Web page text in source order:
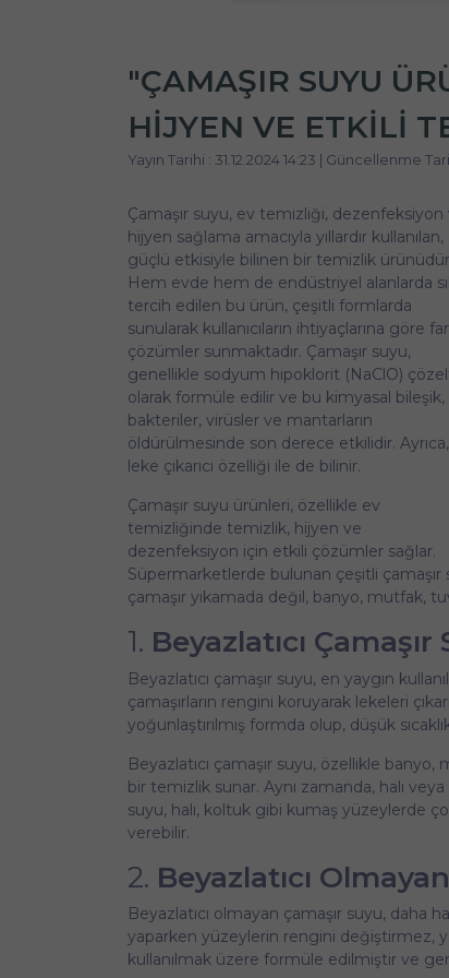
"ÇAMAŞIR SUYU
HIJYEN VE ETKILI
Yayın Tarihi : 31.12.2024 14:23 | Güncellenme
Çamaşır suyu, ev temizliği, dezenfeksiyon
hijyen sağlama amacıyla yıllardır kullanılan,
güçlü etkisiyle bilinen bir temizlik
Hem evde hem de endüstriyel alanlarda
tercih edilen bu ürün, çeşitli formlarda
sunularak kullanıcıların ihtiyaçlarına göre
çözümler sunmaktadır. Çamaşır suyu,
genellikle sodyum hipoklorit (NaClO)
olarak formüle edilir ve bu kimyasal bileşik,
bakteriler, virüsler ve mantarların
öldürülmesinde son derece etkilidir. Ayrıca,
leke çıkarıcı özelliği ile de bilinir.
Çamaşır suyu ürünleri, özellikle ev
temizliğinde temizlik, hijyen ve
dezenfeksiyon için etkili çözümler sağlar.
Süpermarketlerde bulunan çeşitli çamaşır
çamaşır yıkamada değil, banyo, mutfak,
1. Beyazlatıcı Çamaşır
Beyazlatıcı çamaşır suyu, en yaygın
çamaşırların rengini koruyarak lekeleri
yoğunlaştırılmış formda olup, düşük
Beyazlatıcı çamaşır suyu, özellikle
bir temizlik sunar. Aynı zamanda, halı
suyu, halı, koltuk gibi kumaş yüzeylerde
verebilir.
2. Beyazlatıcı
Beyazlatıcı olmayan çamaşır suyu, daha
yaparken yüzeylerin rengini değiştirmez,
kullanılmak üzere formüle edilmiştir ve